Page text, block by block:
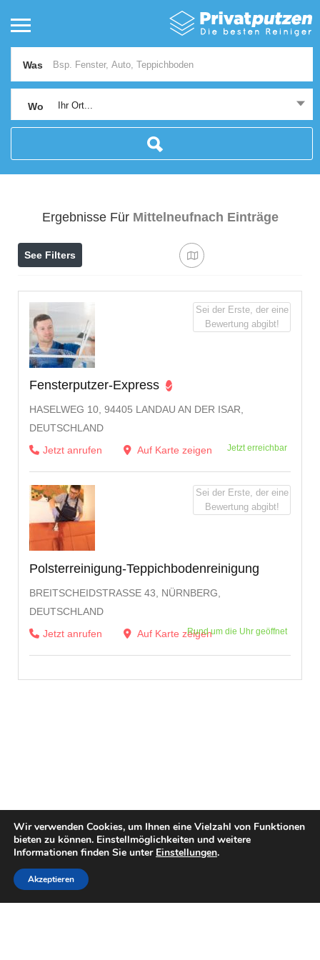
Was
Wo Ihr Ort...
Ergebnisse Für Mittelneufnach Einträge
See Filters
Fensterputzer-Express
HASELWEG 10, 94405 LANDAU AN DER ISAR,
DEUTSCHLAND
Jetzt anrufen
Auf Karte zeigen Jetzt erreichbar
Sei der Erste, der eine
Bewertung abgibt!
Polsterreinigung-Teppichbodenreinigung
BREITSCHEIDSTRASSE 43, NÜRNBERG, D
EUTSCHLAND
Jetzt anrufen
Auf Karte zeigenRund um die Uhr geöffnet
Sei der Erste, der eine
Bewertung abgibt!
Wir verwenden Cookies, um Ihnen eine Vielzahl von Funktionen
bieten zu können. Einstellmöglichkeiten und weitere
Informationen finden Sie unter Einstellungen.
Akzeptieren